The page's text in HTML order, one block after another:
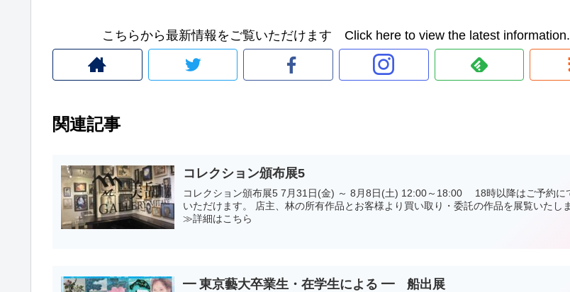
こちらから最新情報をご覧いただけます Click here to view the latest information.
関連記事
コレクション頒布展5
コレクション頒布展5 7月31日(金) ～ 8月8日(土) 12:00～18:00 18時以降はご予約にてご来場
いただけます。 店主、林の所有作品とお客様より買い取り・委託の作品を展覧いたします。 ...
≫詳細はこちら
━ 東京藝大卒業生・在学生による ━ 船出展